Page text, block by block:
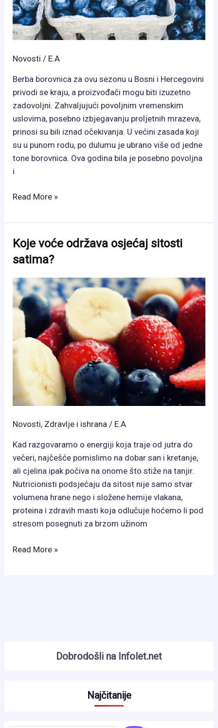
Novosti / E.A
Berba borovnica za ovu sezonu u Bosni i Hercegovini
privodi se kraju, a proizvođači mogu biti izuzetno
zadovoljni. Zahvaljujući povoljnim vremenskim
uslovima, posebno izbjegavanju proljetnih mrazeva,
prinosi su bili iznad očekivanja. U većini zasada koji
su u punom rodu, po dulumu je ubrano više od jedne
tone borovnica. Ova godina bila je posebno povoljna
i
Borovnice
punom
Visoki
prinosi,
stabilna
cijena
i
sve
veći
interes
uzgajivača
Read More »
Koje voće održava osjećaj sitosti
satima?
Novosti, Zdravlje i ishrana / E.A
Kad razgovaramo o energiji koja traje od jutra do
večeri, najčešće pomislimo na dobar san i kretanje,
ali cjelina ipak počiva na onome što stiže na tanjir.
Nutricionisti podsjećaju da sitost nije samo stvar
volumena hrane nego i složene hemije vlakana,
proteina i zdravih masti koja odlučuje hoćemo li pod
stresom posegnuti za brzom užinom
Koje
Read More »
Dobrodošli na Infolet.net
Najčitanije